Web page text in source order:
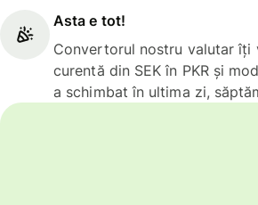
Asta e tot!
Convertorul nostru valutar îți
curentă din SEK în PKR și
a schimbat în ultima zi,